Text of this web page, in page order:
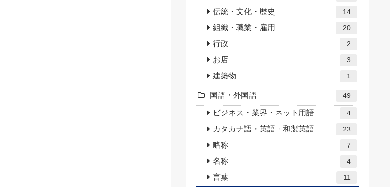
伝統・文化・歴史 14
組織・職業・雇用 20
行政 2
お店 3
建築物 1
国語・外国語 49
ビジネス・業界・ネット用語 4
カタカナ語・英語・和製英語 23
略称 7
名称 4
言葉 11